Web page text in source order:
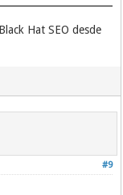
Hat SEO desde
#9